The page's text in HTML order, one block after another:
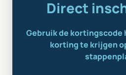
Direct
Gebruik de kortingscode
korting te krijgen